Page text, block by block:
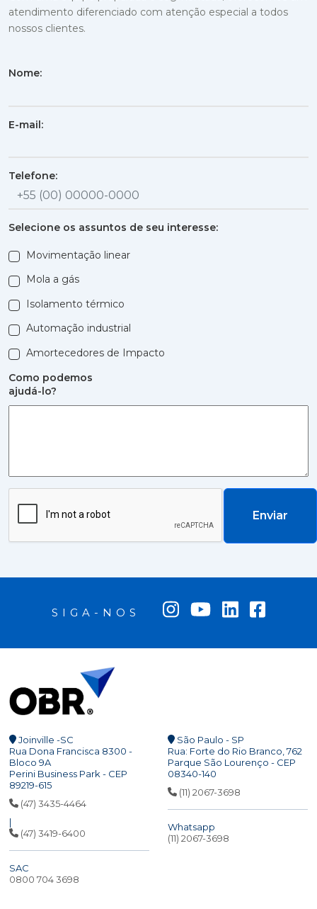
atendimento diferenciado com atenção especial a todos
nossos clientes.
Nome:
E-mail:
Telefone:
Selecione os assuntos de seu interesse:
Movimentação linear
Mola a gás
Isolamento térmico
Automação industrial
Amortecedores de Impacto
Como podemos
ajudá-lo?
Enviar
SIGA-NOS
Joinville -SC
Rua Dona Francisca 8300 -
Bloco 9A
Perini Business Park - CEP
89219-615
(47) 3435-4464
|
(47) 3419-6400
SAC
0800 704 3698
São Paulo - SP
Rua: Forte do Rio Branco, 762
Parque São Lourenço - CEP
08340-140
(11) 2067-3698
Whatsapp
(11) 2067-3698